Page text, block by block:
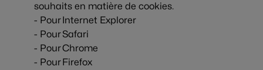
souhaits en matière de cookies.
- PourInternet Explorer
- PourSafari
- PourChrome
- PourFirefox